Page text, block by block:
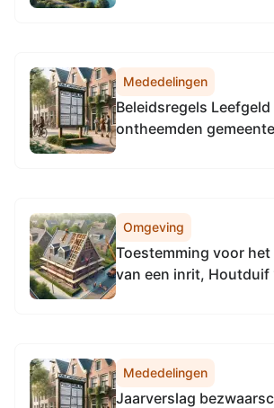
Mededelingen
Beleidsregels
ontheemden
Omgeving
Toestemming voor het
van een inrit, Houtduif
Mededelingen
Jaarverslag